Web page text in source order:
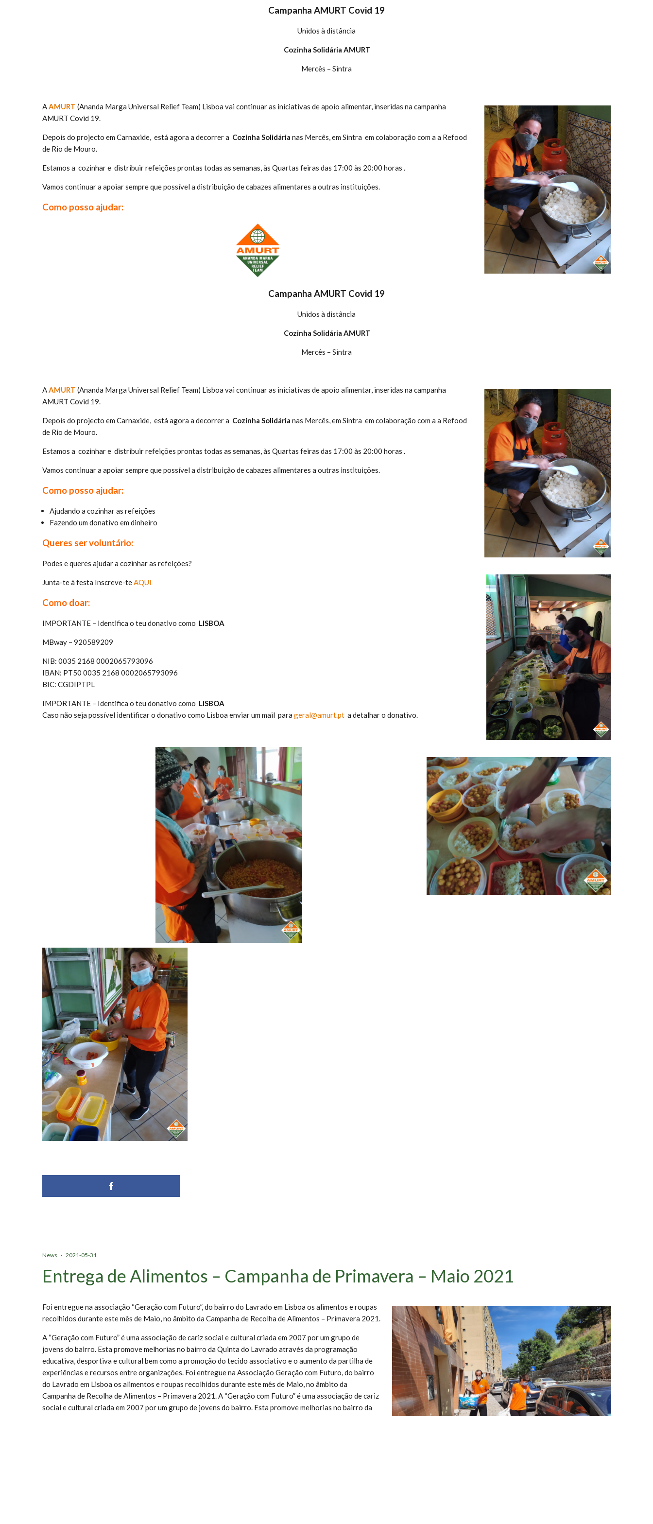
Campanha AMURT Covid 19
Unidos à distância
Cozinha Solidária AMURT
Mercês – Sintra
AAMURT (Ananda Marga Universal Relief Team) Lisboa vai continuar as iniciativas de apoio alimentar, inseridas na campanha
AMURT Covid 19.
Depois do projecto em Carnaxide, está agora a decorrer a Cozinha Solidária nas Mercês, em Sintra em colaboração com a a Refood
de Rio de Mouro.
Estamos a cozinhar e distribuir refeições prontas todas as semanas, às Quartas feiras das 17:00 às 20:00 horas .
Vamos continuar a apoiar sempre que possível a distribuição de cabazes alimentares a outras instituições.
Como posso ajudar:
Campanha AMURT Covid 19
Unidos à distância
Cozinha Solidária AMURT
Mercês – Sintra
AAMURT (Ananda Marga Universal Relief Team) Lisboa vai continuar as iniciativas de apoio alimentar, inseridas na campanha
AMURT Covid 19.
Depois do projecto em Carnaxide, está agora a decorrer a Cozinha Solidária nas Mercês, em Sintra em colaboração com a a Refood
de Rio de Mouro.
Estamos a cozinhar e distribuir refeições prontas todas as semanas, às Quartas feiras das 17:00 às 20:00 horas .
Vamos continuar a apoiar sempre que possível a distribuição de cabazes alimentares a outras instituições.
Como posso ajudar:
Ajudando a cozinhar as refeições
Fazendo um donativo em dinheiro
Queres ser voluntário:
Podes e queres ajudar a cozinhar as refeições?
Junta-te à festa Inscreve-teAQUI
Como doar:
IMPORTANTE – Identifica o teu donativo como LISBOA
MBway – 920589209
NIB: 0035 2168 0002065793096
IBAN: PT50 0035 2168 0002065793096
BIC: CGDIPTPL
IMPORTANTE – Identifica o teu donativo como LISBOA
Caso não seja possível identificar o donativo como Lisboa enviar um mail para geral@amurt.pt a detalhar o donativo.
News · 2021-05-31
Entrega de Alimentos – Campanha de Primavera – Maio 2021
Foi entregue na associação “Geração com Futuro”, do bairro do Lavrado em Lisboa os alimentos e roupas
recolhidos durante este mês de Maio, no âmbito da Campanha de Recolha de Alimentos – Primavera 2021.
A “Geração com Futuro” é uma associação de cariz social e cultural criada em 2007 por um grupo de
jovens do bairro. Esta promove melhorias no bairro da Quinta do Lavrado através da programação
educativa, desportiva e cultural bem como a promoção do tecido associativo e o aumento da partilha de
experiências e recursos entre organizações. Foi entregue na Associação Geração com Futuro, do bairro
do Lavrado em Lisboa os alimentos e roupas recolhidos durante este mês de Maio, no âmbito da
Campanha de Recolha de Alimentos – Primavera 2021. A “Geração com Futuro” é uma associação de cariz
social e cultural criada em 2007 por um grupo de jovens do bairro. Esta promove melhorias no bairro da